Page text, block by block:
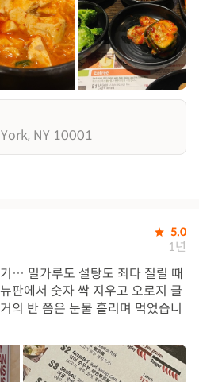
NY 10001
5.0
1년
… 밀가루도 설탕도 죄다 질릴 때
판에서 숫자 싹 지우고 오로지 글
의 반 쯤은 눈물 흘리며 먹었습니